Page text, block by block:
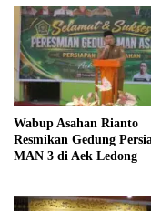
Wabup Asahan Rianto
Resmikan Gedung
MAN 3 di Aek Ledong